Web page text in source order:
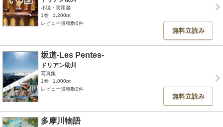
小説・実用書
1巻
1,200pt
レビュー投稿数0件
無料立読み
坂道-Les Pentes-
ドリアン助川
写真集
1巻
1,000pt
レビュー投稿数0件
無料立読み
多摩川物語